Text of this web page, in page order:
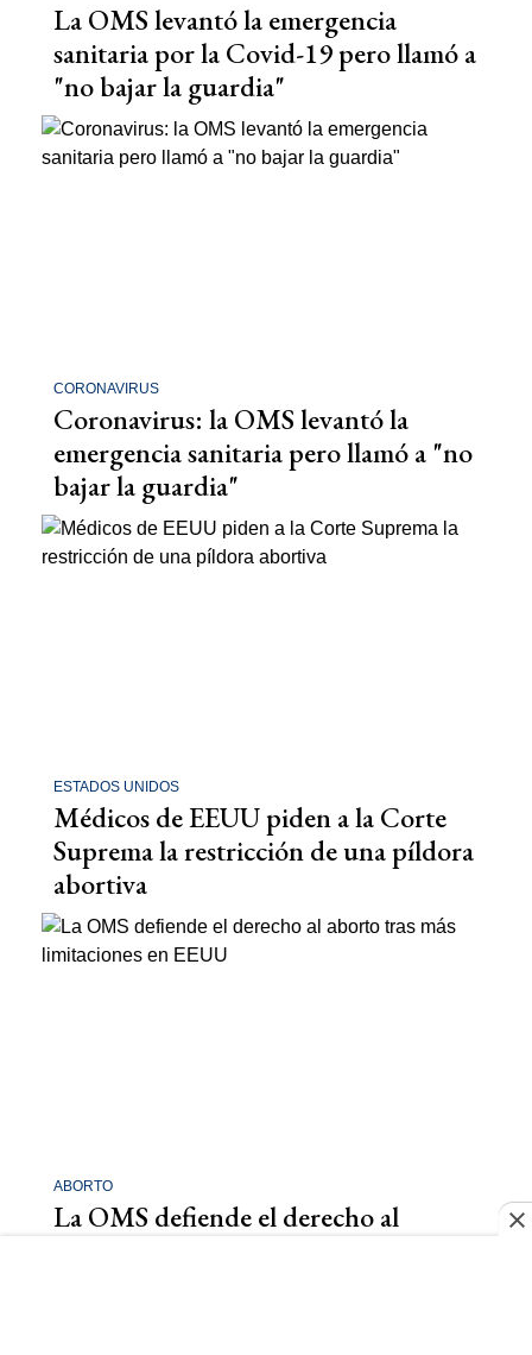
La OMS levantó la emergencia
sanitaria por la Covid-19 pero llamó a
"no bajar la guardia"
CORONAVIRUS
Coronavirus: la OMS levantó la
emergencia sanitaria pero llamó a "no
bajar la guardia"
ESTADOS UNIDOS
Médicos de EEUU piden a la Corte
Suprema la restricción de una píldora
abortiva
ABORTO
La OMS defiende el derecho al